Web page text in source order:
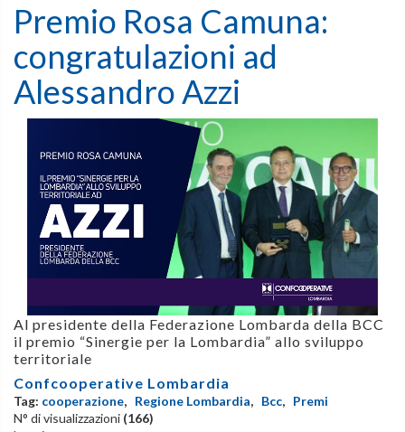
Premio Rosa Camuna:
congratulazioni ad
Alessandro Azzi
Al presidente della Federazione Lombarda della BCC
il premio “Sinergie per la Lombardia” allo sviluppo
territoriale
Confcooperative Lombardia
Tag: cooperazione, Regione Lombardia, Bcc, Premi
N° di visualizzazioni (166)